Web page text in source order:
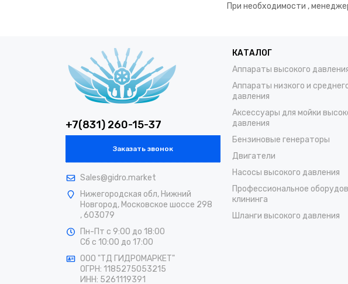
При необходимости ,
+7(831) 260-15-37
Заказать звонок
Sales@gidro.market
Нижегородская обл, Нижний
Новгород, Московское шоссе 298
, 603079
Пн-Пт с 9:00 до 18:00
Сб с 10:00 до 17:00
ООО "ТД ГИДРОМАРКЕТ"
ОГРН: 1185275053215
ИНН: 5261119391
КАТАЛОГ
Аппараты высокого
Аппараты низкого и
давления
Аксессуары для мойки
давления
Бензиновые генераторы
Двигатели
Насосы высокого давления
Профессиональное
клининга
Шланги высокого давления